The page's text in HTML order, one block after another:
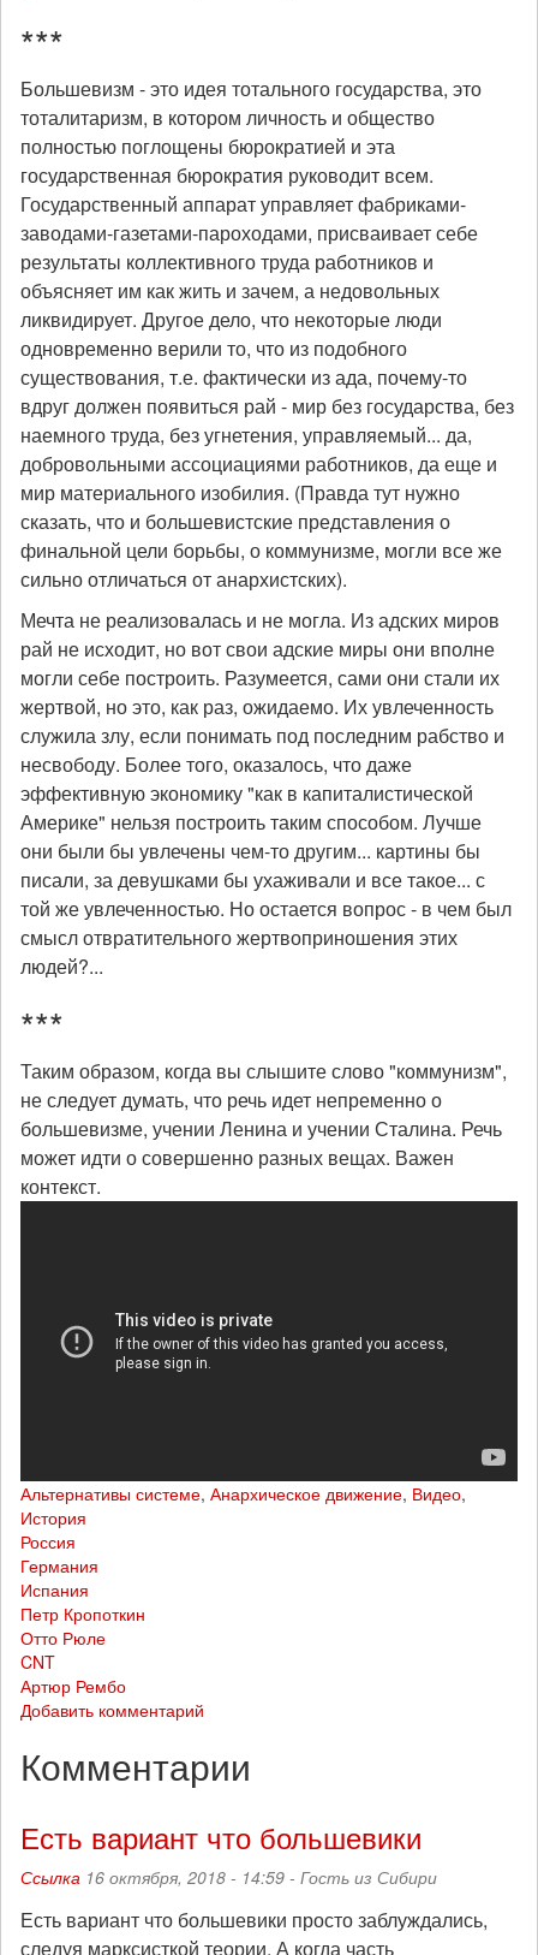
***
Большевизм - это идея тотального государства, это
тоталитаризм, в котором личность и общество
полностью поглощены бюрократией и эта
государственная бюрократия руководит всем.
Государственный аппарат управляет фабриками-
заводами-газетами-пароходами, присваивает себе
результаты коллективного труда работников и
объясняет им как жить и зачем, а недовольных
ликвидирует. Другое дело, что некоторые люди
одновременно верили то, что из подобного
существования, т.е. фактически из ада, почему-то
вдруг должен появиться рай - мир без государства, без
наемного труда, без угнетения, управляемый... да,
добровольными ассоциациями работников, да еще и
мир материального изобилия. (Правда тут нужно
сказать, что и большевистские представления о
финальной цели борьбы, о коммунизме, могли все же
сильно отличаться от анархистских).
Мечта не реализовалась и не могла. Из адских миров
рай не исходит, но вот свои адские миры они вполне
могли себе построить. Разумеется, сами они стали их
жертвой, но это, как раз, ожидаемо. Их увлеченность
служила злу, если понимать под последним рабство и
несвободу. Более того, оказалось, что даже
эффективную экономику "как в капиталистической
Америке" нельзя построить таким способом. Лучше
они были бы увлечены чем-то другим... картины бы
писали, за девушками бы ухаживали и все такое... с
той же увлеченностью. Но остается вопрос - в чем был
смысл отвратительного жертвоприношения этих
людей?...
***
Таким образом, когда вы слышите слово "коммунизм",
не следует думать, что речь идет непременно о
большевизме, учении Ленина и учении Сталина. Речь
может идти о совершенно разных вещах. Важен
контекст.
Альтернативы системе, Анархическое движение, Видео,
История
Россия
Германия
Испания
Петр Кропоткин
Отто Рюле
CNT
Артюр Рембо
Добавить комментарий
Комментарии
Есть вариант что большевики
Ссылка 16 октября, 2018 - 14:59 - Гость из Сибири
Есть вариант что большевики просто заблуждались,
следуя марксисткой теории. А когда часть